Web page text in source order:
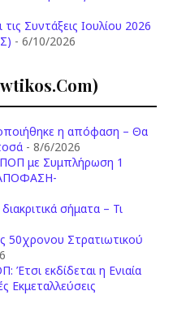
Συντάξεις Ιουλίου 2026
- 6/10/2026
η απόφαση – Θα
- 8/6/2026
με Συμπλήρωση 1
σήματα – Τι
50χρονου Στρατιωτικού
Έτσι εκδίδεται η Ενιαία
Εκμεταλλεύσεις